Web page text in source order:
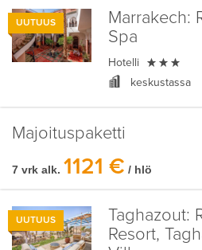
UUTUUS Marrakech:
Spa
Hotelli 
keskustassa
Majoituspaketti
7 vrk alk. 1121 € / hlö
UUTUUS Taghazout:
Resort,